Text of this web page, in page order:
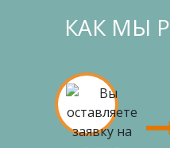
КАК МЫ